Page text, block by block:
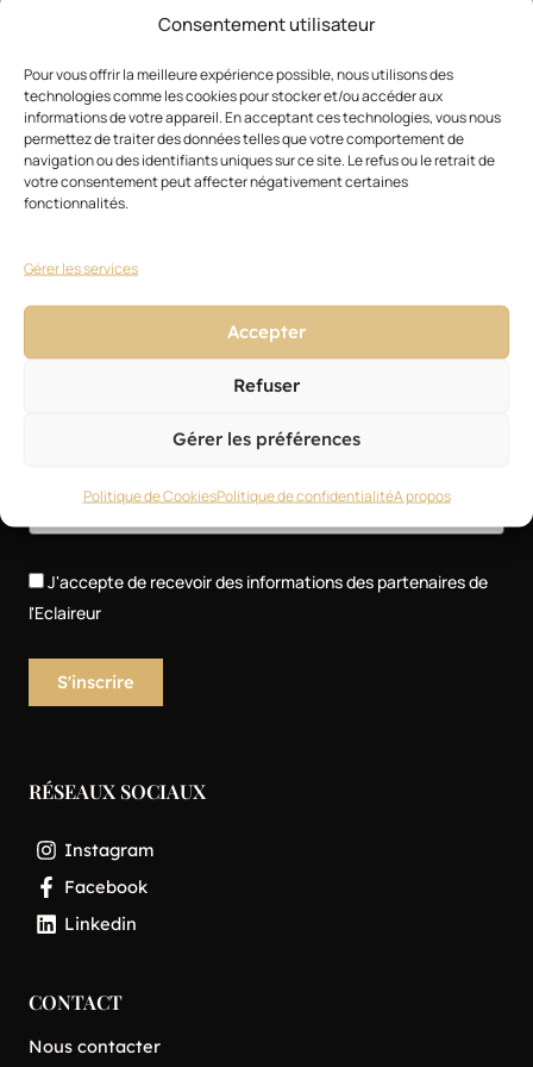
Consentement utilisateur
Pour vous offrir la meilleure expérience possible, nous utilisons des
technologies comme les cookies pour stocker et/ou accéder aux
informations de votre appareil. En acceptant ces technologies, vous nous
permettez de traiter des données telles que votre comportement de
navigation ou des identifiants uniques sur ce site. Le refus ou le retrait de
votre consentement peut affecter négativement certaines
fonctionnalités.
Gérer les services
Accepter
Refuser
Gérer les préférences
Politique de CookiesPolitique de confidentialitéA propos
Style
Technique
Business
J'accepte de recevoir des informations des partenaires de
l'Eclaireur
RÉSEAUX SOCIAUX
Instagram
Facebook
Linkedin
CONTACT
Nous contacter